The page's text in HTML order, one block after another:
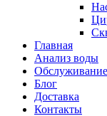
Главная
Анализ воды
Обслуживание
Блог
Доставка
Контакты